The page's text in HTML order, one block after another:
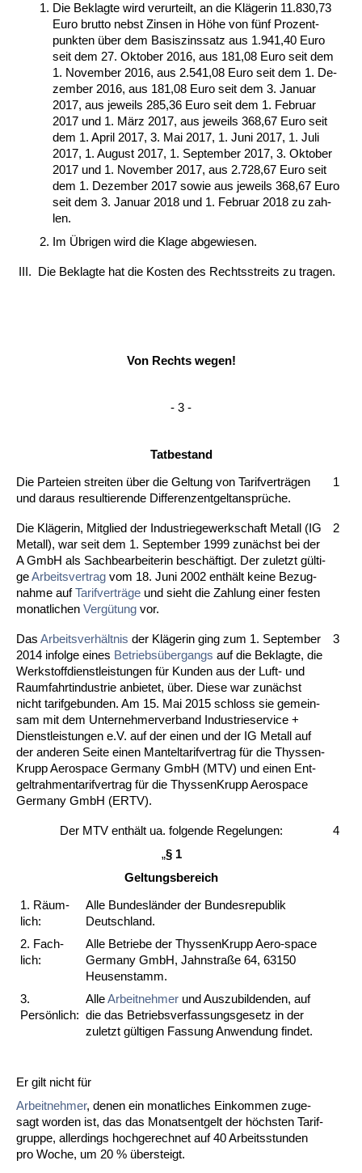
Die Be­klag­te wird ver­ur­teilt, an die Kläge­rin 11.830,73
Eu­ro brut­to nebst Zin­sen in Höhe von fünf Pro­zent­
punk­ten über dem Ba­sis­zins­satz aus 1.941,40 Eu­ro
seit dem 27. Ok­to­ber 2016, aus 181,08 Eu­ro seit dem
1. No­vem­ber 2016, aus 2.541,08 Eu­ro seit dem 1. De­
zem­ber 2016, aus 181,08 Eu­ro seit dem 3. Ja­nu­ar
2017, aus je­weils 285,36 Eu­ro seit dem 1. Fe­bru­ar
2017 und 1. März 2017, aus je­weils 368,67 Eu­ro seit
dem 1. April 2017, 3. Mai 2017, 1. Ju­ni 2017, 1. Ju­li
2017, 1. Au­gust 2017, 1. Sep­tem­ber 2017, 3. Ok­to­ber
2017 und 1. No­vem­ber 2017, aus 2.728,67 Eu­ro seit
dem 1. De­zem­ber 2017 so­wie aus je­weils 368,67 Eu­ro
seit dem 3. Ja­nu­ar 2018 und 1. Fe­bru­ar 2018 zu zah­
len.
Im Übri­gen wird die Kla­ge ab­ge­wie­sen.
III. Die Be­klag­te hat die Kos­ten des Rechts­streits zu tra­gen.
Von Rechts we­gen!
- 3 -
Tat­be­stand
Die Par­tei­en strei­ten über die Gel­tung von Ta­rif­verträgen
und dar­aus re­sul­tie­ren­de Dif­fe­ren­zent­gelt­ansprüche.
1
Die Kläge­rin, Mit­glied der In­dus­trie­ge­werk­schaft Me­tall (IG
Me­tall), war seit dem 1. Sep­tem­ber 1999 zunächst bei der
A GmbH als Sach­be­ar­bei­te­rin beschäftigt. Der zu­letzt gülti­
geAr­beits­ver­trag vom 18. Ju­ni 2002 enthält kei­ne Be­zug­
nah­me aufTa­rif­verträge und sieht die Zah­lung ei­ner fes­ten
mo­nat­li­chen Vergütung vor.
2
Das Ar­beits­verhält­nis der Kläge­rin ging zum 1. Sep­tem­ber
2014 in­fol­ge ei­nes Be­triebsüber­gangs auf die Be­klag­te, die
Werk­stoff­dienst­leis­tun­gen für Kun­den aus der Luft- und
Raum­fahrt­in­dus­trie an­bie­tet, über. Die­se war zu­nächst
nicht ta­rif­ge­bun­den. Am 15. Mai 2015 schloss sie ge­mein­
sam mit dem Un­ter­neh­mer­ver­band In­dus­trie­ser­vice +
Dienst­leis­tun­gen e.V. auf der ei­nen und der IG Me­tall auf
der an­de­ren Sei­te ei­nen Man­tel­ta­rif­ver­trag für die Thys­sen-
Krupp Ae­ro­space Ger­ma­ny GmbH (MTV) und ei­nen Ent­
gelt­rah­men­ta­rif­ver­trag für die Thys­sen­Krupp Ae­ro­space
Ger­ma­ny GmbH (ERTV).
3
Der MTV enthält ua. fol­gen­de Re­ge­lun­gen:
„§ 1
Gel­tungs­be­reich
1. Räum­
lich:
Al­le Bun­desländer der Bun­des­re­pu­blik
Deutsch­land.
2. Fach­
lich:
Al­le Be­trie­be der Thys­sen­Krupp Ae­ro-space
Ger­ma­ny GmbH, Jahn­s­traße 64, 63150
Heu­sen­stamm.
3.
Persönlich:
Al­leAr­beit­neh­mer und Aus­zu­bil­den­den, auf
die das Be­triebs­ver­fas­sungs­ge­setz in der
zu­letzt gülti­gen Fas­sung An­wen­dung fin­det.
Er gilt nicht für
Ar­beit­neh­mer, de­nen ein mo­nat­li­ches Ein­kom­men zu­ge­
sagt wor­den ist, das das Mo­nats­ent­gelt der höchs­ten Ta­rif­
grup­pe, al­ler­dings hoch­ge­rech­net auf 40 Ar­beits­stun­den
pro Wo­che, um 20 % über­steigt.
4